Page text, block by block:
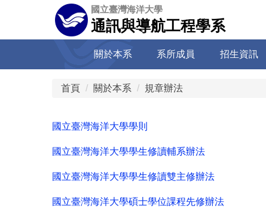
國立臺灣海洋大學
通訊與導航工程學系
關於本系 系所成員 招生資訊
首頁 關於本系 規章辦法
國立臺灣海洋大學學則
國立臺灣海洋大學學生修讀輔系辦法
國立臺灣海洋大學學生修讀雙主修辦法
國立臺灣海洋大學碩士學位課程先修辦法